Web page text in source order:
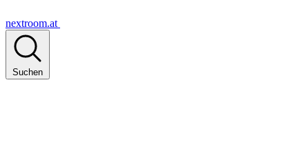
nextroom.at
Suchen